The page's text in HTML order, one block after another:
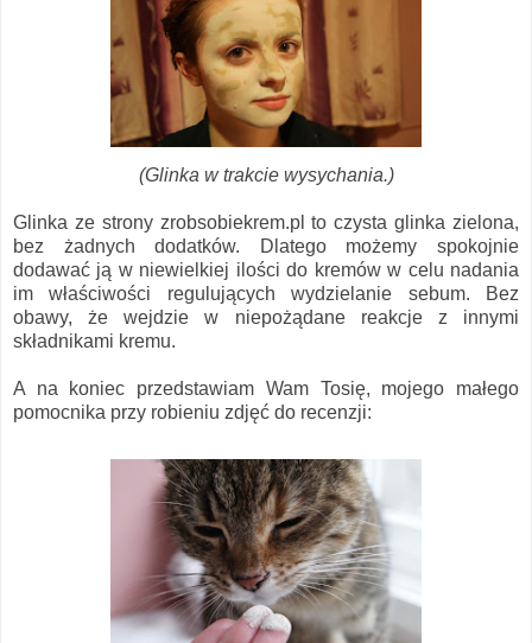
(Glinka w trakcie wysychania.)
Glinka ze strony zrobsobiekrem.pl to czysta glinka zielona,
bez żadnych dodatków. Dlatego możemy spokojnie
dodawać ją w niewielkiej ilości do kremów w celu nadania
im właściwości regulujących wydzielanie sebum. Bez
obawy, że wejdzie w niepożądane reakcje z innymi
składnikami kremu.
A na koniec przedstawiam Wam Tosię, mojego małego
pomocnika przy robieniu zdjęć do recenzji: